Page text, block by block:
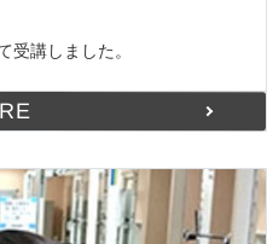
受講しました。